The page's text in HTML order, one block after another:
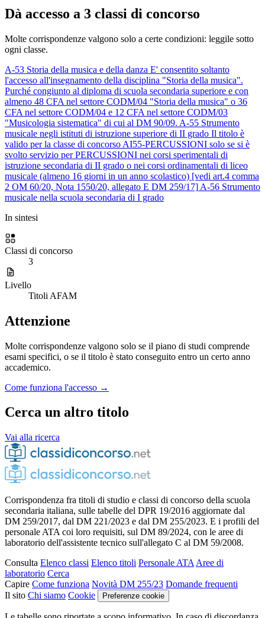
Dà accesso a 3 classi di concorso
Molte corrispondenze valgono solo a certe condizioni: leggile sotto
ogni classe.
A-53 Storia della musica e della danza E' consentito soltanto
l'accesso all'insegnamento della disciplina "Storia della musica".
Purché congiunto al diploma di scuola secondaria superiore e con
almeno 48 CFA nel settore CODM/04 "Storia della musica" o 36
CFA nel settore CODM/04 e 12 CFA nel settore CODM/03
"Musicologia sistematica" di cui al DM 90/09. A-55 Strumento
musicale negli istituti di istruzione superiore di II grado Il titolo è
valido per la classe di concorso AI55-PERCUSSIONI solo se si è
svolto servizio per PERCUSSIONI nei corsi sperimentali di
istruzione secondaria di II grado o nei corsi ordinamentali di liceo
musicale (almeno 16 giorni in un anno scolastico) [vedi art.4 comma
2 OM 60/20, Nota 1550/20, allegato E DM 259/17] A-56 Strumento
musicale nella scuola secondaria di I grado
In sintesi
Classi di concorso
3
Livello
Titoli AFAM
Attenzione
Molte corrispondenze valgono solo se il piano di studi comprende
esami specifici, o se il titolo è stato conseguito entro un certo anno
accademico.
Come funziona l'accesso →
Cerca un altro titolo
Vai alla ricerca
Corrispondenza fra titoli di studio e classi di concorso della scuola
secondaria italiana, sulle tabelle del DPR 19/2016 aggiornate dal
DM 259/2017, dal DM 221/2023 e dal DM 255/2023. E i profili del
personale ATA coi loro requisiti, sul DM 89/2024, con le aree di
laboratorio dell'assistente tecnico sull'allegato C al DM 59/2008.
Consulta Elenco classi Elenco titoli Personale ATA Aree di
laboratorio Cerca
Capire Come funziona Novità DM 255/23 Domande frequenti
Il sito Chi siamo Cookie Preferenze cookie